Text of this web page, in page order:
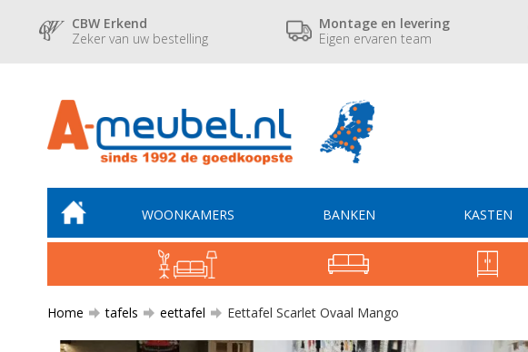
CBW Erkend
Zeker van uw bestelling
Montage en levering
Eigen ervaren team
WOONKAMERS BANKEN KASTEN
Home tafels eettafel Eettafel Scarlet Ovaal Mango